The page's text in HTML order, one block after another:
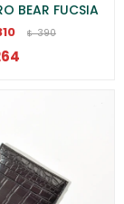
BEAR FUCSIA
$ 390